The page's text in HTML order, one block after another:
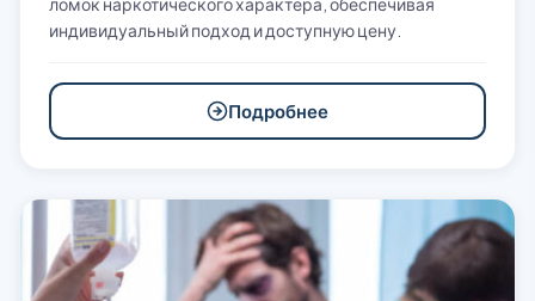
индивидуальный подход и доступную цену.
Подробнее